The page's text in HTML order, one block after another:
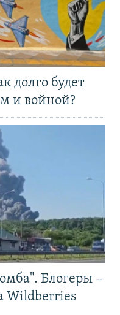
долго будет
и войной?
Блогеры –
Wildberries